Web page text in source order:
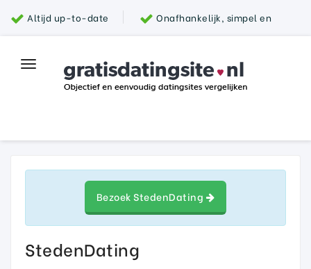
Altijd up-to-date Onafhankelijk, simpel en
Top datingsite
Parship
Toggle
navigation
Bezoek StedenDating
StedenDating